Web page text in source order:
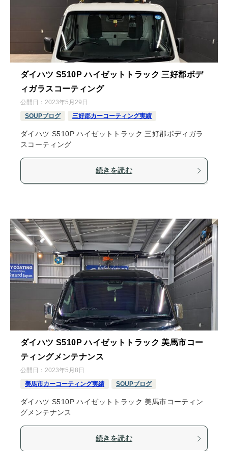
ダイハツ S510P ハイゼットトラック 三好郡ボデ
ィガラスコーティング
公開日： 2023年5月29日
SOUPブログ
三好郡カーコーティング実績
ダイハツ S510P ハイゼットトラック 三好郡ボディガラ
スコーティング
続きを読む
ダイハツ S510P ハイゼットトラック 美馬市コー
ティングメンテナンス
公開日： 2023年5月8日
美馬市カーコーティング実績
SOUPブログ
ダイハツ S510P ハイゼットトラック 美馬市コーティン
グメンテナンス
続きを読む